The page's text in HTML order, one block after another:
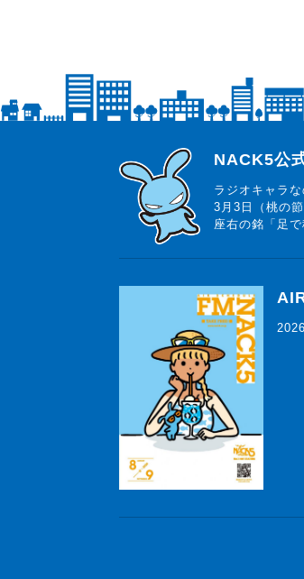
らじっと君
NACK5公
ラジオキャラ
3月3日（桃の
座右の銘「足で